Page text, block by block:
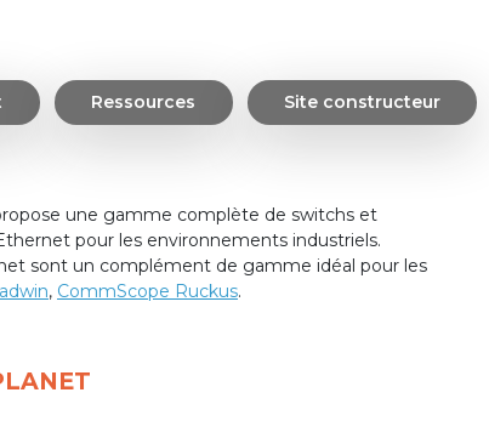
Ressources Site constructeur
une gamme complète de switchs et
pour les environnements industriels.
sont un complément de gamme idéal pour les
, CommScope Ruckus.